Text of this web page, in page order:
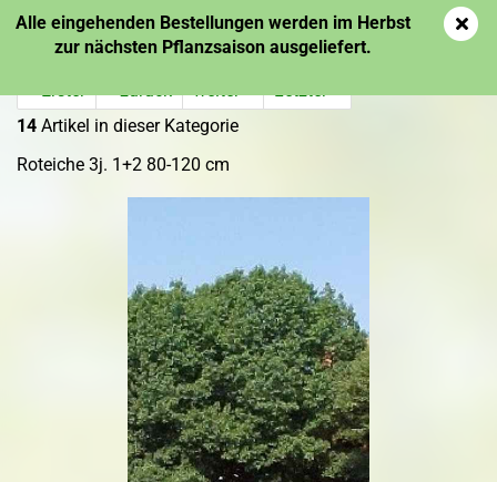
Alle eingehenden Bestellungen werden im Herbst
zur nächsten Pflanzsaison ausgeliefert.
« Erster « zurück weiter »
Letzter »
14 Artikel in dieser Kategorie
Roteiche 3j. 1+2 80-120 cm